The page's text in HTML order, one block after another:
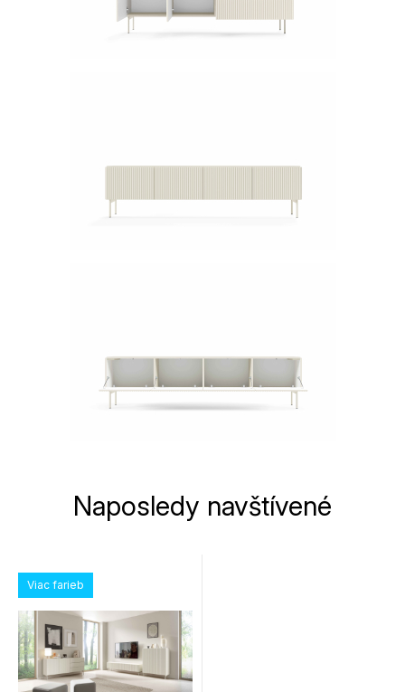
Naposledy navštívené
Viac farieb